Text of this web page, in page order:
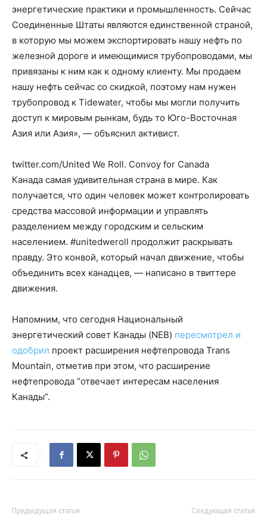
энергетические практики и промышленность. Сейчас
Соединенные Штаты являются единственной страной,
в которую мы можем экспортировать нашу нефть по
железной дороге и имеющимися трубопроводами, мы
привязаны к ним как к одному клиенту. Мы продаем
нашу нефть сейчас со скидкой, поэтому нам нужен
трубопровод к Tidewater, чтобы мы могли получить
доступ к мировым рынкам, будь то Юго-Восточная
Азия или Азия», — объяснил активист.
twitter.com/United We Roll. Convoy for Canada
Канада самая удивительная страна в мире. Как
получается, что один человек может контролировать
средства массовой информации и управлять
разделением между городским и сельским
населением. #unitedweroll продолжит раскрывать
правду. Это конвой, который начал движение, чтобы
объединить всех канадцев, — написано в твиттере
движения.
Напомним, что сегодня Национальный
энергетический совет Канады (NEB) пересмотрел и
одобрил проект расширения нефтепровода Trans
Mountain, отметив при этом, что расширение
нефтепровода “отвечает интересам населения
Канады”.
Предыдущая статья Следующая статья